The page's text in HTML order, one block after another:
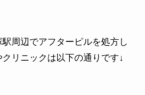
駅周辺でアフターピルを処方し
リニック は以下の通りです↓